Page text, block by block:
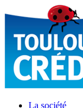
La société